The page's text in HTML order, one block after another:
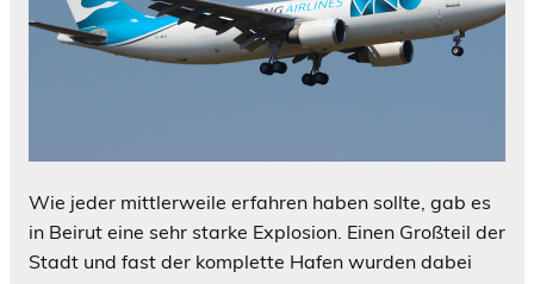
Wie jeder mittlerweile erfahren haben sollte, gab es
in Beirut eine sehr starke Explosion. Einen Großteil der
Stadt und fast der komplette Hafen wurden dabei